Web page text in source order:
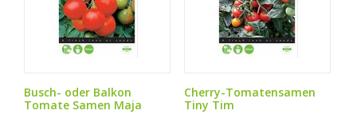
Busch- oder Balkon
Tomate Samen Maja
Cherry-Tomatensamen
Tiny Tim